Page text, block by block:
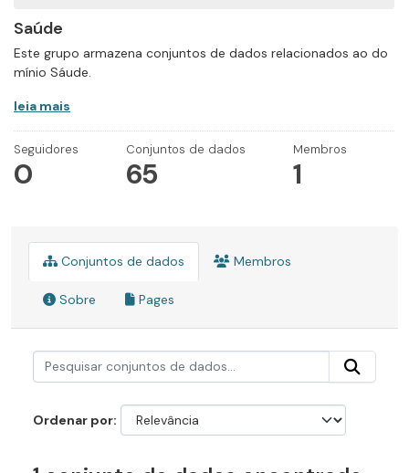
Saúde
Este grupo armazena conjuntos de dados relacionados ao do
mínio Sáude.
leia mais
Seguidores
0
Conjuntos de dados
65
Membros
1
Conjuntos de dados Membros
Sobre Pages
Ordenar por